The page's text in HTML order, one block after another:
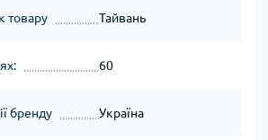
товару Тайвань
60
бренду Україна